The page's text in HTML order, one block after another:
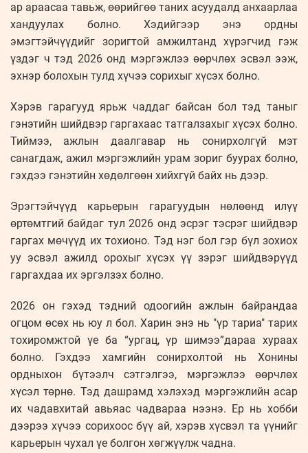
ар араасаа тавьж, өөрийгөө таних асуудалд анхаарлаа
хандуулах болно. Хэдийгээр энэ ордны
эмэгтэйчүүдийг зоригтой амжилтанд хүрэгчид гэж
үздэг ч тэд 2026 онд мэргэжлээ өөрчлөх эсвэл ээж,
эхнэр болохын тулд хүчээ сорихыг хүсэх болно.
Хэрэв гарагууд ярьж чаддаг байсан бол тэд таныг
гэнэтийн шийдвэр гаргахаас татгалзахыг хүсэх болно.
Тиймээ, ажлын даалгавар нь сонирхолгүй мэт
санагдаж, ажил мэргэжлийн урам зориг буурах болно,
гэхдээ гэнэтийн хөдөлгөөн хийхгүй байх нь дээр.
Эрэгтэйчүүд карьерын гарагуудын нөлөөнд илүү
өртөмтгий байдаг тул 2026 онд эсрэг тэсрэг шийдвэр
гаргах мөчүүд их тохионо. Тэд нэг бол гэр бүл зохиох
уу эсвэл ажилд орохыг хүсэх үү зэрэг шийдвэрүүд
гаргахдаа их эргэлзэх болно.
2026 он гэхэд тэдний одоогийн ажлын байрандаа
огцом өсөх нь юу л бол. Харин энэ нь "үр тариа" тарих
тохиромжтой үе ба “ургац, үр шимээ”дараа хураах
болно. Гэхдээ хамгийн сонирхолтой нь Хонины
ордныхон бүтээлч сэтгэлгээ, мэргэжлээ өөрчлөх
хүсэл төрнө. Тэд дашрамд хэлэхэд мэргэжлийн асар
их чадавхитай авьяас чадвараа нээнэ. Ер нь хобби
дээрээ хүчээ сорихоос бүү ай, хэрэв хүсвэл та үүнийг
карьерын чухал үе болгон хөгжүүлж чадна.